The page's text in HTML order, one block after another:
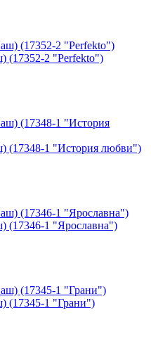
(17352-2 "Perfekto")
(17348-1 "История любви")
(17346-1 "Ярославна")
(17345-1 "Грани")